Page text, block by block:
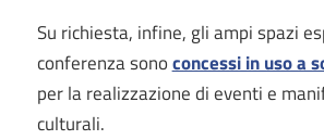
Su richiesta, infine, gli ampi spazi
conferenza sonoconcessi in uso a
per la realizzazione di eventi e
culturali.